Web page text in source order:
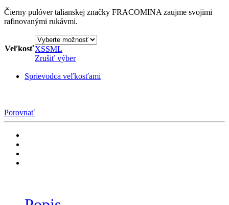
Čierny pulóver talianskej značky FRACOMINA zaujme svojimi
rafinovanými rukávmi.
VeľkosťXSSML
Zrušiť výber
Sprievodca veľkosťami
Porovnať